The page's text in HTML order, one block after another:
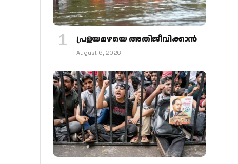
പ്രളയമഴയെ അതിജീവിക്കാന്‍
August 6, 2026